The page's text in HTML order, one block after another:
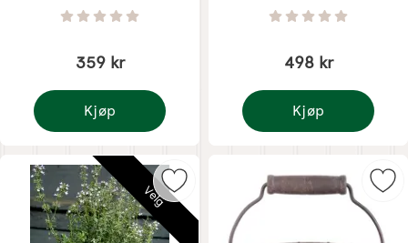
Varenummer 5864Vurdering: 0 Stjerne av 5
359 kr
Kjøp
København Lerkrukke & fat - Uglasert Grå 21 cm
Varenummer 5865Vurdering: 0
498 kr
Kjøp
København
Velg Merk lerkrukke & fat Simon -